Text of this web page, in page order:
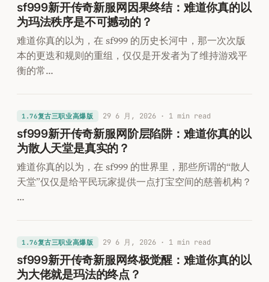
sf999新开传奇新服网因果终结：难道你真的以
为玛法秩序是不可撼动的？
难道你真的以为，在 sf999 的历史长河中，那一次次版
本的更迭和规则的重组，仅仅是开发者为了维持游戏平
衡的常…
1.76复古三职业高爆版 29 6 月, 2026· 1 min read
sf999新开传奇新服网阶层陷阱：难道你真的以
为散人天堂是真实的？
难道你真的以为，在 sf999 的世界里，那些所谓的“散人
天堂”仅仅是给平民玩家提供一点打宝空间的慈善机构？
…
1.76复古三职业高爆版 29 6 月, 2026· 1 min read
sf999新开传奇新服网终极觉醒：难道你真的以
为大佬就是玛法的终点？